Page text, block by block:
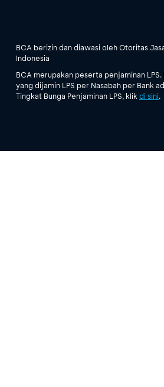
BCA berizin dan diawasi oleh Otoritas
Indonesia
BCA merupakan peserta penjaminan
yang dijamin LPS per Nasabah per Bank
Tingkat Bunga Penjaminan LPS, klik di sini.